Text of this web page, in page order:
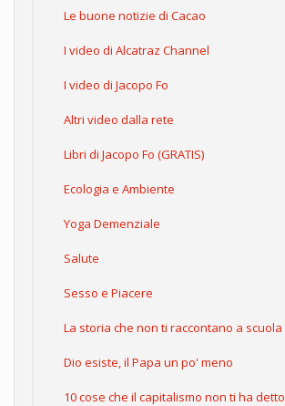
Le buone notizie di Cacao
I video di Alcatraz Channel
I video di Jacopo Fo
Altri video dalla rete
Libri di Jacopo Fo (GRATIS)
Ecologia e Ambiente
Yoga Demenziale
Salute
Sesso e Piacere
La storia che non ti raccontano a scuola
Dio esiste, il Papa un po' meno
10 cose che il capitalismo non ti ha detto